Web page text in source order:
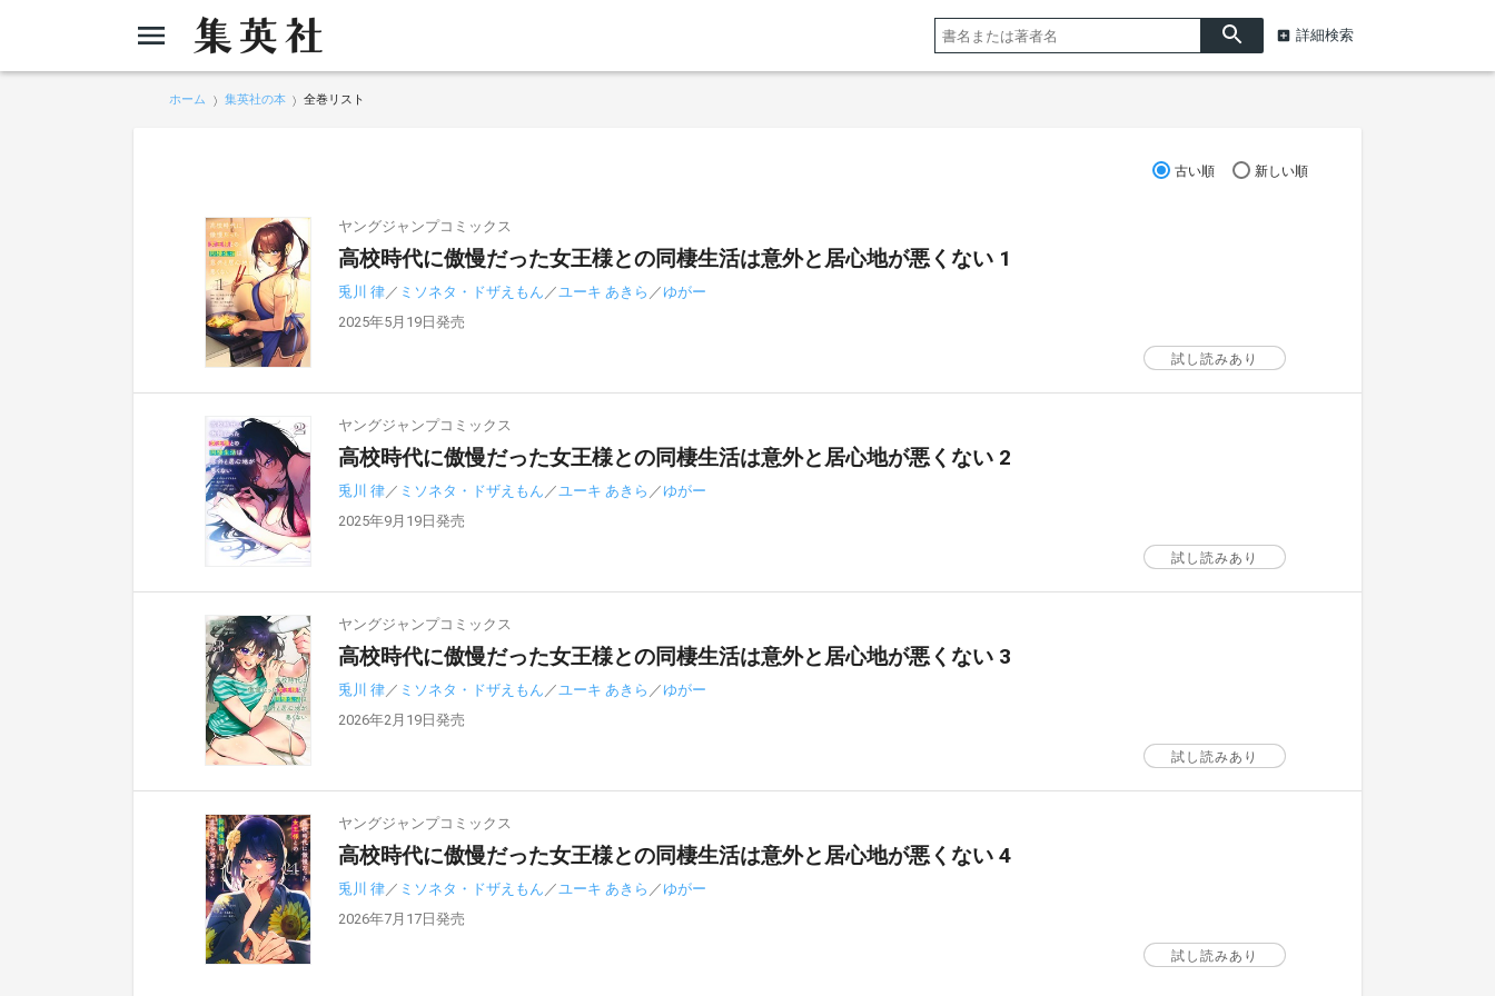
詳細検索
ホーム 集英社の本 全巻リスト
古い順 新しい順
ヤングジャンプコミックス
高校時代に傲慢だった女王様との同棲生活は意外と居心地が悪くない 1
兎川 律 ／ ミソネタ・ドザえもん ／ ユーキ あきら ／ゆがー
2025年5月19日発売
試し読みあり
ヤングジャンプコミックス
高校時代に傲慢だった女王様との同棲生活は意外と居心地が悪くない 2
兎川 律 ／ ミソネタ・ドザえもん ／ ユーキ あきら ／ゆがー
2025年9月19日発売
試し読みあり
ヤングジャンプコミックス
高校時代に傲慢だった女王様との同棲生活は意外と居心地が悪くない 3
兎川 律 ／ ミソネタ・ドザえもん ／ ユーキ あきら ／ゆがー
2026年2月19日発売
試し読みあり
ヤングジャンプコミックス
高校時代に傲慢だった女王様との同棲生活は意外と居心地が悪くない 4
兎川 律 ／ ミソネタ・ドザえもん ／ ユーキ あきら ／ゆがー
2026年7月17日発売
試し読みあり